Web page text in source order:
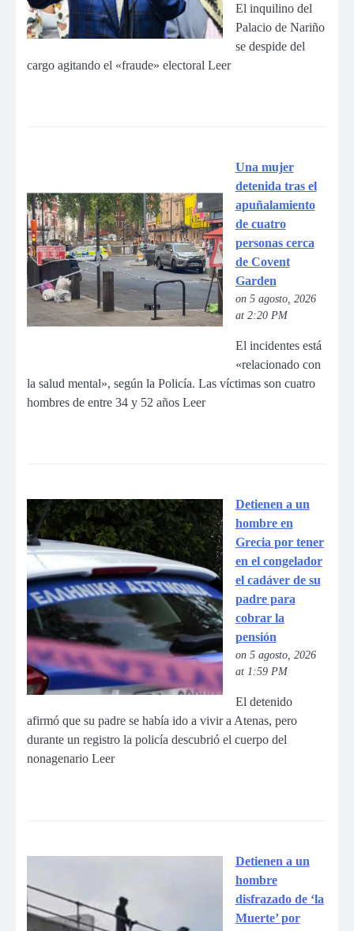
El inquilino del
Palacio de Nariño
se despide del
cargo agitando el «fraude» electoral Leer
Una mujer
detenida tras el
apuñalamiento
de cuatro
personas cerca
de Covent
Garden
on 5 agosto, 2026
at 2:20 PM
El incidentes está
«relacionado con
la salud mental», según la Policía. Las víctimas son cuatro
hombres de entre 34 y 52 años Leer
Detienen a un
hombre en
Grecia por tener
en el congelador
el cadáver de su
padre para
cobrar la
pensión
on 5 agosto, 2026
at 1:59 PM
El detenido
afirmó que su padre se había ido a vivir a Atenas, pero
durante un registro la policía descubrió el cuerpo del
nonagenario Leer
Detienen a un
hombre
disfrazado de ‘la
Muerte’ por